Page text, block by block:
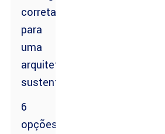
corretas
para
uma
arquitetura
sustentável
6
opções